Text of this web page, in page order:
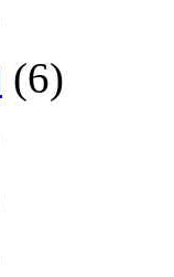
(6)